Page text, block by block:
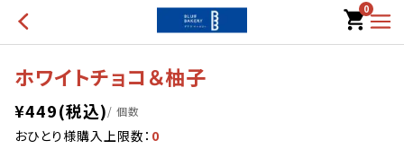
0
ホワイトチョコ＆柚子
¥449(税込)/ 個数
おひとり様購入上限数： 0